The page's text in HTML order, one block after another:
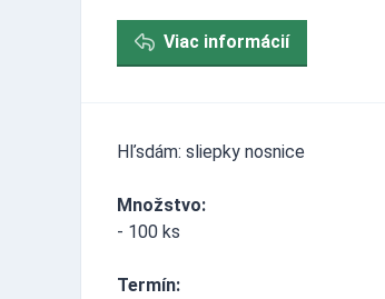
Viac informácií
Hľsdám: sliepky nosnice
Množstvo:
- 100 ks
Termín: